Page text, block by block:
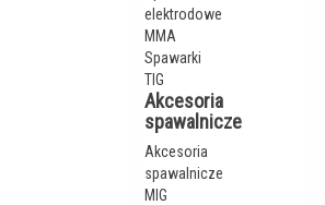
elektrodowe
MMA
Spawarki
TIG
Akcesoria
spawalnicze
Akcesoria
spawalnicze
MIG